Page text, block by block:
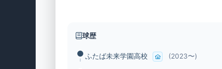
球歴
ふたば未来学園高校 (2023〜)